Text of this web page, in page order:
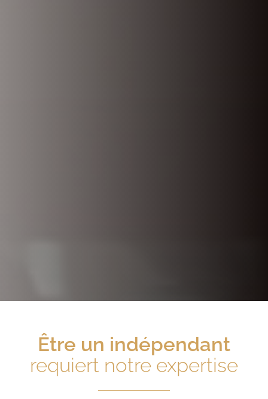
Être un indépendant
requiert notre expertise